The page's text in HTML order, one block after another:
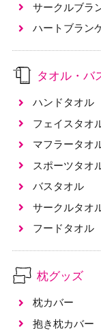
サークルブラ
ハートブラン
タオル・バ
ハンドタオル
フェイスタオ
マフラータオ
スポーツタオ
バスタオル
サークルタオ
フードタオル
枕グッズ
枕カバー
抱き枕カバー